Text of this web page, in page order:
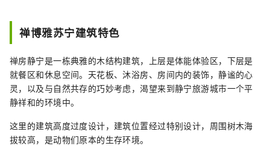
禅博雅苏宁建筑特色
禅房静宁是一栋典雅的木结构建筑，上层是体能体验区，下层是
就餐区和休息空间。天花板、沐浴房、房间内的装饰，静谧的心
灵，以及与自然共存的巧妙考虑，渴望来到静宁旅游城市一个平
静祥和的环境中。
这里的建筑高度过度设计，建筑位置经过特别设计，周围树木海
拔较高，是动物们原本的生存环境。